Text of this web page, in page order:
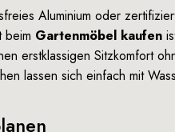
Aluminium oder
beim Gartenmöbel kaufen
erstklassigen Sitzkomfort
lassen sich einfach mit